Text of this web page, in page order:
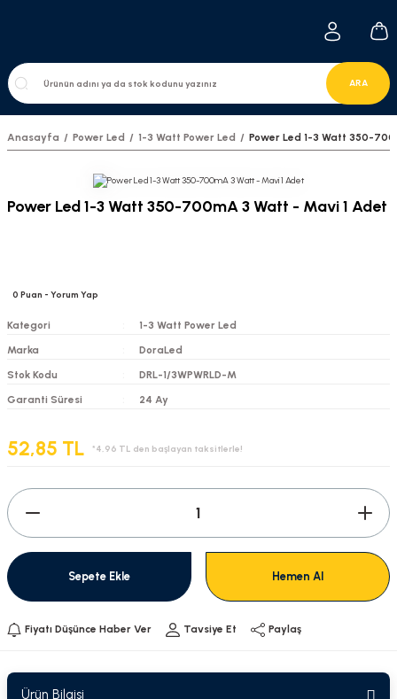
ARA
Anasayfa Power Led 1-3 Watt Power Led Power Led 1-3 Watt 350-
Power Led 1-3 Watt 350-700mA 3 Watt - Mavi 1 Adet
0 Puan - Yorum Yap
Kategori
1-3 Watt Power Led
Marka
DoraLed
Stok Kodu
DRL-1/3WPWRLD-M
Garanti Süresi
24 Ay
52,85 TL *4,96 TL den başlayan taksitlerle!
Sepete Ekle Hemen Al
Fiyatı Düşünce Haber Ver Tavsiye Et Paylaş
Ürün Bilgisi